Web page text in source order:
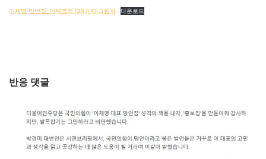
이재명 망언집_이재명의 138가지 그림자 다운로드
반응 댓글